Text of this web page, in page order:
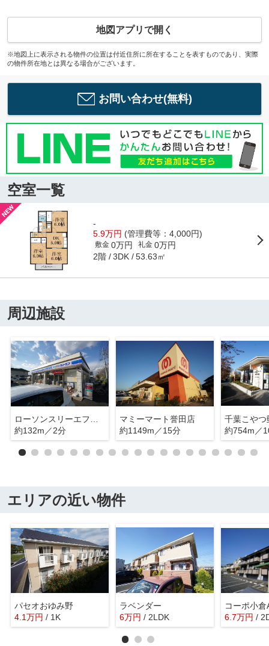
地図アプリで開く
※地図上に表示される物件の位置は付近住所に所在することを表すものであり、実際
の物件所在地とは異なる場合がございます。
お問い合わせ(無料)
空室一覧
-
5.9万円 (管理費等：4,000円)
敷金 0万円 礼金 0万円
2階 3DK 53.63㎡
周辺施設
約132m／2分
マミーマート誉田店
約1149m／15分
千葉こやつ
約754m／
エリアの近い物件
パセオおゆみ野
4.1万円 / 1K
ラベンダー
6万円 / 2LDK
コーポ小倉
6.7万円 /